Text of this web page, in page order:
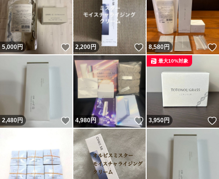
5,000円 いいね！
2,200円 いいね！
8,580円
2,480円 いいね！
4,980円 いいね！
3,950円
最大10%対象